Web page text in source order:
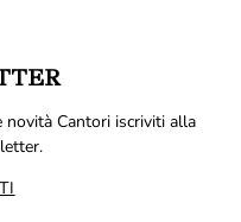
Cantori iscriviti alla